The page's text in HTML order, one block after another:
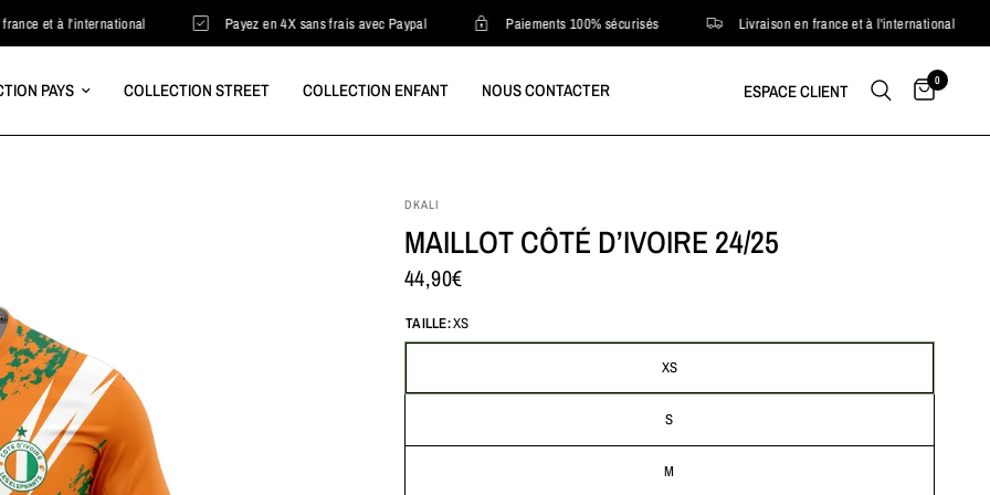
et à l'international Payez en 4X sans frais avec Paypal Paiements 100% sécurisés Livraison en france et à l'international
PAYS COLLECTION STREET COLLECTION ENFANT NOUS CONTACTER ESPACE CLIENT 0
DKALI
MAILLOT CÔTÉ D’IVOIRE 24/25
44,90€
TAILLE:XS
XS
S
M